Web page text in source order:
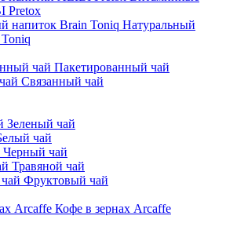
Pretox
Натуральный
Пакетированный чай
Связанный чай
Зеленый чай
чай
Черный чай
Травяной чай
Фруктовый чай
Кофе в зернах Arcaffe